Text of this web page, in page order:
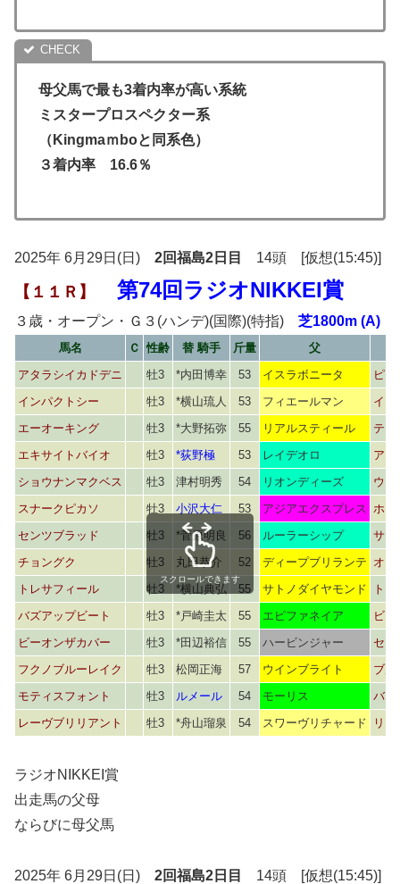
母父馬で最も3着内率が高い系統
ミスタープロスペクター系
（Kingmaｍboと同系色）
３着内率 16.6％
2025年 6月29日(日) 2回福島2日目 14頭 [仮想(15:45)]
【１１Ｒ】 第74回ラジオNIKKEI賞
３歳・オープン・Ｇ３(ハンデ)(国際)(特指) 芝1800m (A)
馬名 Ｃ 性齢 替 騎手 斤量
父
アタラシイカドデニ
牡3 *内田博幸 53 イスラボニータ
ピュ
インパクトシー
牡3 *横山琉人 53 フィエールマン
イリ
エーオーキング
牡3 *大野拓弥 55 リアルスティール
テイ
エキサイトバイオ
牡3 *荻野極 53 レイデオロ
アニ
ショウナンマクベス
牡3 津村明秀 54 リオンディーズ
ウイ
スナークピカソ
牡3 小沢大仁 53 アジアエクスプレス ホー
センツブラッド
牡3 *菅原明良 56 ルーラーシップ
サマ
チョングク
牡3 丸田恭介 52 ディープブリランテ オフ
トレサフィール
牡3 *横山典弘 55 サトノダイヤモンド
ト
バズアップビート
牡3 *戸崎圭太 55 エピファネイア
ビー
ビーオンザカバー
牡3 *田辺裕信 55 ハービンジャー
セレ
フクノブルーレイク
牡3 松岡正海 57 ウインブライト
ブル
モティスフォント
牡3 ルメール 54 モーリス
バン
レーヴブリリアント
牡3 *舟山瑠泉 54 スワーヴリチャード リ
スクロールできます
ラジオNIKKEI賞
出走馬の父母
ならびに母父馬
2025年 6月29日(日) 2回福島2日目 14頭 [仮想(15:45)]